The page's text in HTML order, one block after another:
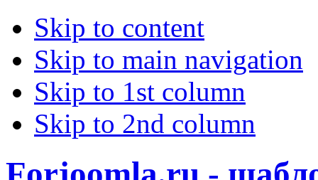
Skip to content
Skip to main navigation
Skip to 1st column
Skip to 2nd column